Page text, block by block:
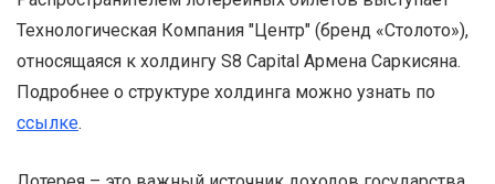
Технологическая Компания "Центр" (бренд «Столото»),
относящаяся к холдингу S8 Capital Армена Саркисяна.
Подробнее о структуре холдинга можно узнать по
ссылке.